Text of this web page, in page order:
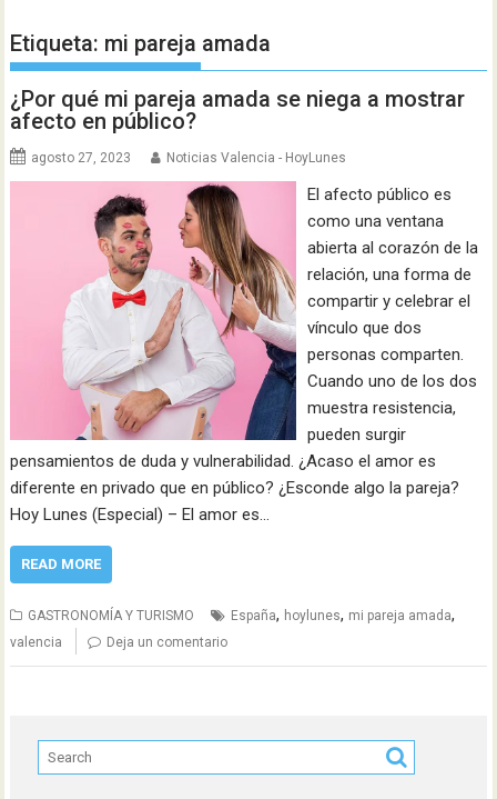
Etiqueta: mi pareja amada
¿Por qué mi pareja amada se niega a mostrar
afecto en público?
agosto 27, 2023 Noticias Valencia - HoyLunes
El afecto público es
como una ventana
abierta al corazón de la
relación, una forma de
compartir y celebrar el
vínculo que dos
personas comparten.
Cuando uno de los dos
muestra resistencia,
pueden surgir
pensamientos de duda y vulnerabilidad. ¿Acaso el amor es
diferente en privado que en público? ¿Esconde algo la pareja?
Hoy Lunes (Especial) – El amor es…
READ MORE
GASTRONOMÍA Y TURISMO España, hoylunes, mi pareja amada,
valencia Deja un comentario